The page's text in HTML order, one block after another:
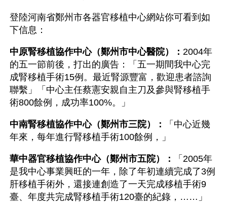
登陸河南省鄭州市各器官移植中心網站你可看到如
下信息：
中原腎移植協作中心（鄭州市中心醫院）： 2004年
的五一節前後，打出的廣告：「五一期間我中心完
成腎移植手術15例。最近腎源豐富，歡迎患者諮詢
聯繫」「中心主任蔡憲安親自主刀及參與腎移植手
術800餘例，成功率100%。」
中南腎移植協作中心（鄭州市三院）：
「中心近幾
年來，每年進行腎移植手術100餘例，」
華中器官移植協作中心（鄭州市五院）：
「2005年
是我中心事業興旺的一年，除了年初連續完成了3例
肝移植手術外，還接連創造了一天完成移植手術9
臺、年度共完成腎移植手術120臺的紀錄，……」